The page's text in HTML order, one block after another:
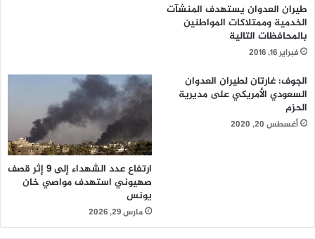
طيران العدوان يستهدف المنشآت
الخدمية وممتلاكات المواطنين
بالمحافظات التالية
فبراير 16, 2016
الجوف: غارتان لطيران العدوان
السعودي الأمريكي على مديرية
الحزم
أغسطس 20, 2020
ارتفاع عدد الشهداء إلى 9 إثر قصف
صهيوني استهدف مواصي خان
يونس
مارس 29, 2026